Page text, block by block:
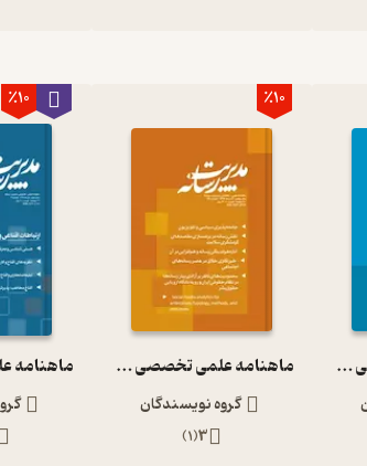
ماهنامه علمی تخصصی مدیریت رسانه شماره 26
٪10
ماهنامه علمی تخصصی مدیریت رسانه شماره 36
گروه نویسندگان
3
(
1
)
٪10